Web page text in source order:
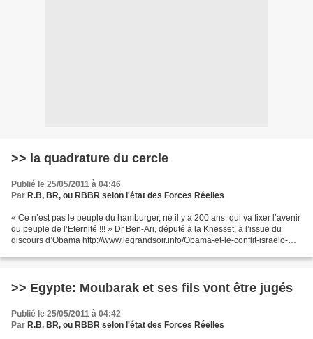
>> la quadrature du cercle
Publié le 25/05/2011 à 04:46
Par R.B, BR, ou RBBR selon l'état des Forces Réelles
« Ce n’est pas le peuple du hamburger, né il y a 200 ans, qui va fixer l’avenir
du peuple de l’Eternité !!! » Dr Ben-Ari, député à la Knesset, à l’issue du
discours d’Obama http://www.legrandsoir.info/Obama-et-le-conflit-israelo-
>> Egypte: Moubarak et ses fils vont être jugés
Publié le 25/05/2011 à 04:42
Par R.B, BR, ou RBBR selon l'état des Forces Réelles